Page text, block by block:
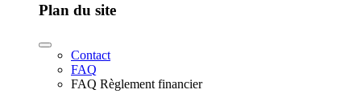
Plan du site
Contact
FAQ
FAQ Règlement financier